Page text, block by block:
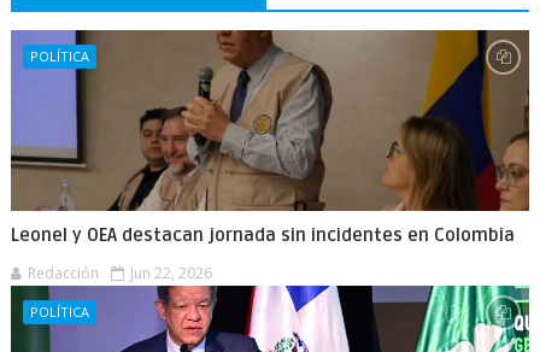
POLÍTICA
Leonel y OEA destacan jornada sin incidentes en Colombia
Redacción Jun 22, 2026
POLÍTICA